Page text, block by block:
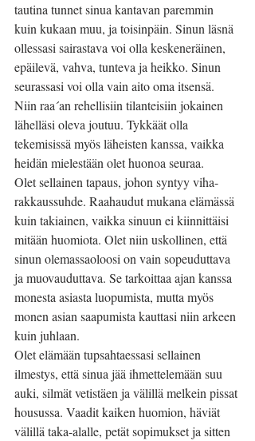
tautina tunnet sinua kantavan paremmin
kuin kukaan muu, ja toisinpäin. Sinun läsnä
ollessasi sairastava voi olla keskeneräinen,
epäilevä, vahva, tunteva ja heikko. Sinun
seurassasi voi olla vain aito oma itsensä.
Niin raa´an rehellisiin tilanteisiin jokainen
lähelläsi oleva joutuu. Tykkäät olla
tekemisissä myös läheisten kanssa, vaikka
heidän mielestään olet huonoa seuraa.
Olet sellainen tapaus, johon syntyy viha-
rakkaussuhde. Raahaudut mukana elämässä
kuin takiainen, vaikka sinuun ei kiinnittäisi
mitään huomiota. Olet niin uskollinen, että
sinun olemassaoloosi on vain sopeuduttava
ja muovauduttava. Se tarkoittaa ajan kanssa
monesta asiasta luopumista, mutta myös
monen asian saapumista kauttasi niin arkeen
kuin juhlaan.
Olet elämään tupsahtaessasi sellainen
ilmestys, että sinua jää ihmettelemään suu
auki, silmät vetistäen ja välillä melkein pissat
housussa. Vaadit kaiken huomion, häviät
välillä taka-alalle, petät sopimukset ja sitten